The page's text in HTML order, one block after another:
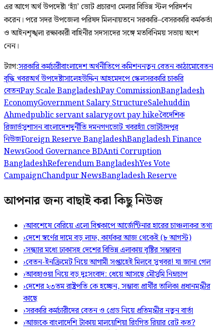
এর আগে অর্থ উপদেষ্টা ‘হ্যাঁ’ ভোট প্রচারণা মেলার বিভিন্ন স্টল পরিদর্শন
করেন। পরে সদর উপজেলা পরিষদ মিলনায়তনে সরকারি–বেসরকারি কর্মকর্তা
ও আইনশৃঙ্খলা রক্ষাকারী বাহিনীর সদস্যদের সঙ্গে মতবিনিময় সভায় অংশ
নেন।
ট্যাগ:সরকারি কর্মচারীবাংলাদেশ অর্থনীতিপে কমিশননতুন বেতন কাঠামোবেতন
বৃদ্ধি খবরঅর্থ উপদেষ্টাসালেহউদ্দিন আহমেদপে স্কেলসরকারি চাকরি
বেতনPay Scale BangladeshPay CommissionBangladesh
EconomyGovernment Salary StructureSalehuddin
Ahmedpublic servant salarygovt pay hikeবৈদেশিক
রিজার্ভসুশাসন বাংলাদেশদুর্নীতি দমনগণভোট খবরহ্যাঁ ভোটচাঁদপুর
নিউজForeign Reserve BangladeshBangladesh Finance
NewsGood Governance BDAnti Corruption
BangladeshReferendum BangladeshYes Vote
CampaignChandpur NewsBangladesh Reserve
আপনার জন্য বাছাই করা কিছু নিউজ
›আবশেষে বেরিয়ে এলো বিশ্বকাপে আর্জেন্টিনার হারের চাঞ্চল্যকর তথ্য
›দেশে স্বর্ণের দামে বড় লাফ, কার্যকর আজ থেকেই (৮ আগস্ট)
›সন্ধ্যার মধ্যে ঢাকাসহ দেশের বিভিন্ন এলাকায় বৃষ্টির সম্ভাবনা
›বেতন-ইনক্রিমেট নিয়ে আগামী সপ্তাহেই মিলবে সুখবর! যা জানা গেল
›আবহাওয়া নিয়ে বড় দুঃসংবাদ: ধেয়ে আসছে মৌসুমি নিম্নচাপ
›দেশের ২৩তম রাষ্ট্রপতি কে হচ্ছেন, সম্ভাব্য প্রার্থীর তালিকা প্রধানমন্ত্রীর
কাছে
›সরকারি কর্মচারীদের বেতন ও গ্রেড নিয়ে প্রতিমন্ত্রীর নতুন বার্তা
›আজকে বাংলাদেশি টাকায় মালয়েশিয়া রিংগিত রিয়ার রেট কত?